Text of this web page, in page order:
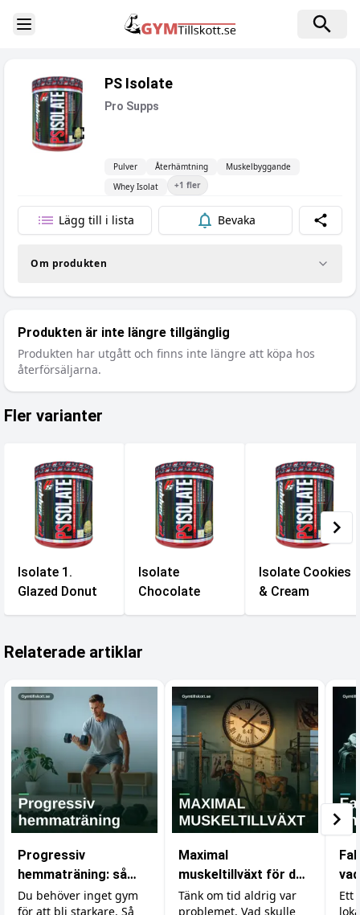
Toggle Sidebar
PS Isolate
Pro Supps
Pulver Återhämtning
Muskelbyggande
Whey Isolat
+1 fler
Lägg till i lista Bevaka Dela
Om produkten
Produkten är inte längre tillgänglig
Produkten har utgått och finns inte längre att köpa hos
återförsäljarna.
Fler varianter
Isolate 1.
Glazed Donut
Isolate
Chocolate
Isolate Cookies
& Cream
Relaterade artiklar
Progressiv
hemmaträning: så
bygger du muskler
Du behöver inget gym
för att bli starkare. Så
Maximal
muskeltillväxt för den
med obegränsad tid
Tänk om tid aldrig var
problemet. Vad skulle
Ett